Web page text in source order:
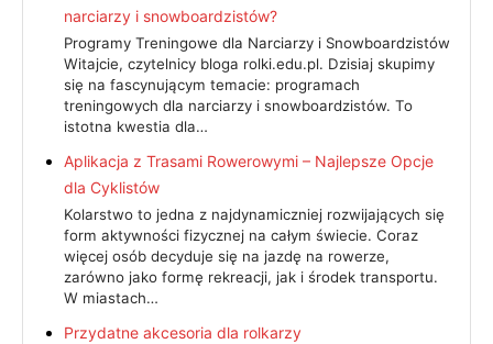
narciarzy i snowboardzistów?
Programy Treningowe dla Narciarzy i Snowboardzistów
Witajcie, czytelnicy bloga rolki.edu.pl. Dzisiaj skupimy
się na fascynującym temacie: programach
treningowych dla narciarzy i snowboardzistów. To
istotna kwestia dla…
Aplikacja z Trasami Rowerowymi – Najlepsze Opcje
dla Cyklistów
Kolarstwo to jedna z najdynamiczniej rozwijających się
form aktywności fizycznej na całym świecie. Coraz
więcej osób decyduje się na jazdę na rowerze,
zarówno jako formę rekreacji, jak i środek transportu.
W miastach…
Przydatne akcesoria dla rolkarzy